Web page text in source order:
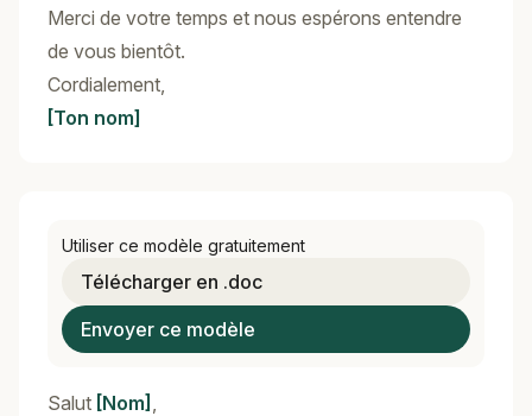
Merci de votre temps et nous espérons entendre
de vous bientôt.
Cordialement,
[Ton nom]
Utiliser ce modèle gratuitement
Télécharger en .doc
Envoyer ce modèle
Salut [Nom] ,